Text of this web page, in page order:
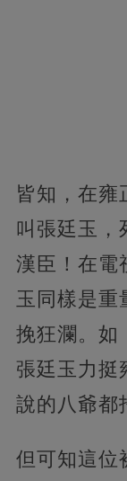
皆知，在雍
叫張廷玉，
漢臣！在電
玉同樣是重
挽狂瀾。如
張廷玉力挺
說的八爺都
但可知這位